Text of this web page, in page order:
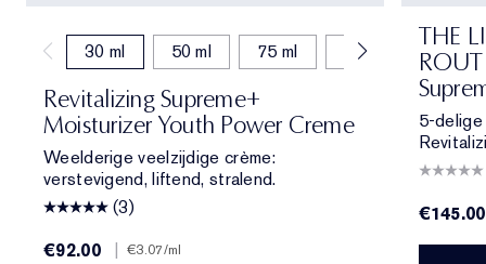
30 ml 50 ml 75 ml 15 ml 50 ml
Revitalizing Supreme+
Moisturizer Youth Power Creme
Weelderige veelzijdige crème:
verstevigend, liftend, stralend.
(3)
€92.00
| €3.07/ml
THE
5-
€145.00